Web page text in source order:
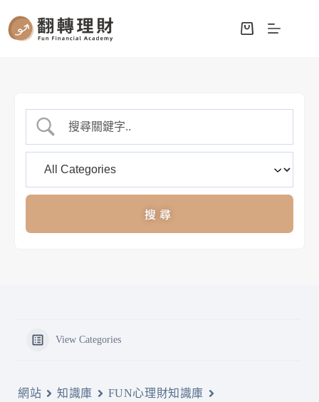
View Categories
網站 知識庫
FUN心理財知識庫